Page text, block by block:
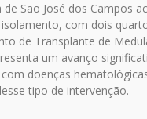
de São José dos Campos
com dois
de Transplante de
um avanço
doenças
tipo de intervenção.